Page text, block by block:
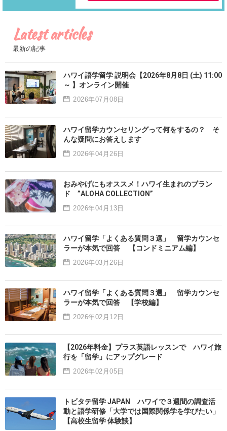
Latest articles
最新の記事
ハワイ語学留学 説明会【2026年8月8日 (土) 11:00
～ 】オンライン開催
2026年07月08日
ハワイ留学カウンセリングって何をするの？ そ
んな疑問にお答えします
2026年04月26日
おみやげにもオススメ！ハワイ生まれのブラン
ド ”ALOHA COLLECTION”
2026年04月13日
ハワイ留学「よくある質問３選」 留学カウンセ
ラーが本気で回答 【コンドミニアム編】
2026年03月26日
ハワイ留学「よくある質問３選」 留学カウンセ
ラーが本気で回答 【学校編】
2026年02月12日
【2026年料金】プラス英語レッスンで ハワイ旅
行を「留学」にアップグレード
2026年02月05日
トビタテ留学 JAPAN ハワイで３週間の調査活
動と語学研修「大学では国際関係学を学びたい」
【高校生留学 体験談】